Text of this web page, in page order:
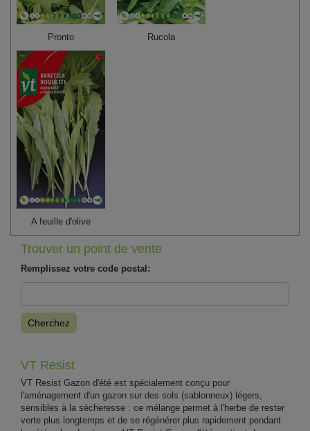
Pronto Rucola
A feuille d'olive
Trouver un point de vente
Remplissez votre code postal:
Cherchez
VT Resist
VT Resist Gazon d'été est spécialement conçu pour
l'aménagement d'un gazon sur des sols (sablonneux) légers,
sensibles à la sècheresse : ce mélange permet à l'herbe de rester
verte plus longtemps et de se régénérer plus rapidement pendant